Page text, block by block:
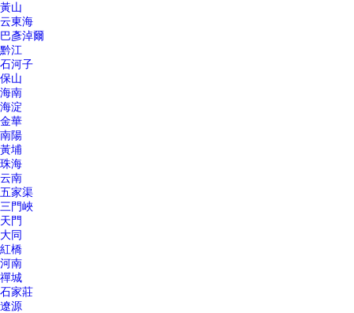
黃山
云東海
巴彥淖爾
黔江
石河子
保山
海南
海淀
金華
南陽
黃埔
珠海
云南
五家渠
三門峽
天門
大同
紅橋
河南
禪城
石家莊
遼源